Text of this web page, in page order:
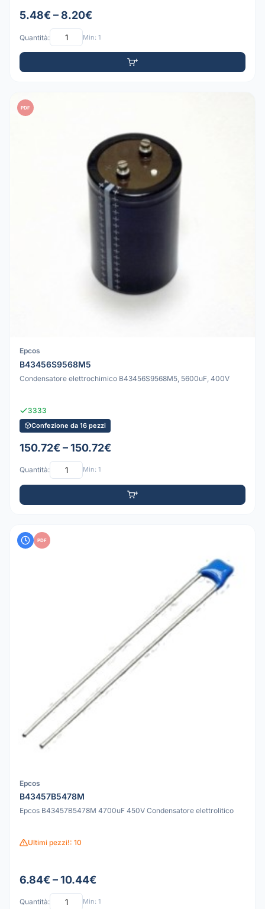
5.48€ – 8.20€
Quantità: Min: 1
PDF
Epcos
B43456S9568M5
Condensatore elettrochimico B43456S9568M5, 5600uF, 400V
3333
Confezione da 16 pezzi
150.72€ – 150.72€
Quantità: Min: 1
PDF
Epcos
B43457B5478M
Epcos B43457B5478M 4700uF 450V Condensatore elettrolitico
Ultimi pezzi!: 10
6.84€ – 10.44€
Quantità: Min: 1